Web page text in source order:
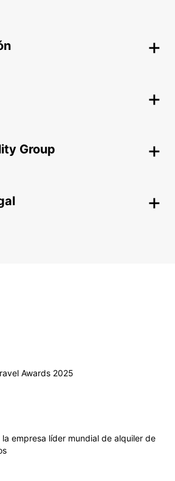
Group
Awards 2025
la empresa líder mundial de alquiler de